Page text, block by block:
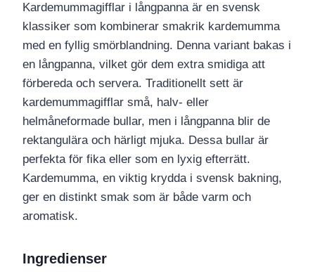
Kardemummagifflar i långpanna är en svensk
klassiker som kombinerar smakrik kardemumma
med en fyllig smörblandning. Denna variant bakas i
en långpanna, vilket gör dem extra smidiga att
förbereda och servera. Traditionellt sett är
kardemummagifflar små, halv- eller
helmåneformade bullar, men i långpanna blir de
rektangulära och härligt mjuka. Dessa bullar är
perfekta för fika eller som en lyxig efterrätt.
Kardemumma, en viktig krydda i svensk bakning,
ger en distinkt smak som är både varm och
aromatisk.
Ingredienser